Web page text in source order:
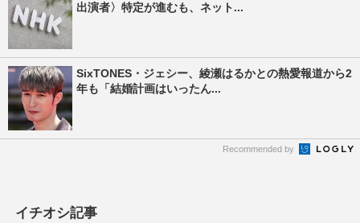
出演者〉特定が進むも、ネット...
SixTONES・ジェシー、綾瀬はるかとの熱愛報道から2
年も「結婚計画はいったん...
Recommended by
イチオシ記事